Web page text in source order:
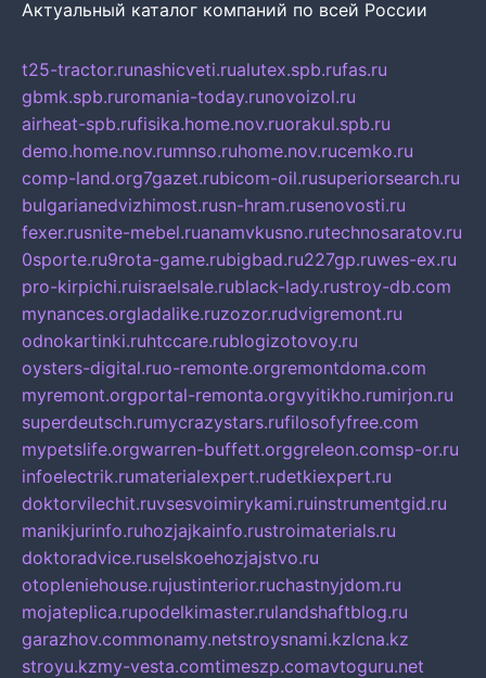
Актуальный каталог компаний по всей России
t25-tractor.runashicveti.rualutex.spb.rufas.ru
gbmk.spb.ruromania-today.runovoizol.ru
airheat-spb.rufisika.home.nov.ruorakul.spb.ru
demo.home.nov.rumnso.ruhome.nov.rucemko.ru
comp-land.org7gazet.rubicom-oil.rusuperiorsearch.ru
bulgarianedvizhimost.rusn-hram.rusenovosti.ru
fexer.rusnite-mebel.ruanamvkusno.rutechnosaratov.ru
0sporte.ru9rota-game.rubigbad.ru227gp.ruwes-ex.ru
pro-kirpichi.ruisraelsale.rublack-lady.rustroy-db.com
mynances.orgladalike.ruzozor.rudvigremont.ru
odnokartinki.ruhtccare.rublogizotovoy.ru
oysters-digital.ruo-remonte.orgremontdoma.com
myremont.orgportal-remonta.orgvyitikho.rumirjon.ru
superdeutsch.rumycrazystars.rufilosofyfree.com
mypetslife.orgwarren-buffett.orggreleon.comsp-or.ru
infoelectrik.rumaterialexpert.rudetkiexpert.ru
doktorvilechit.ruvsesvoimirykami.ruinstrumentgid.ru
manikjurinfo.ruhozjajkainfo.rustroimaterials.ru
doktoradvice.ruselskoehozjajstvo.ru
otopleniehouse.rujustinterior.ruchastnyjdom.ru
mojateplica.rupodelkimaster.rulandshaftblog.ru
garazhov.commonamy.netstroysnami.kzlcna.kz
stroyu.kzmy-vesta.comtimeszp.comavtoguru.net